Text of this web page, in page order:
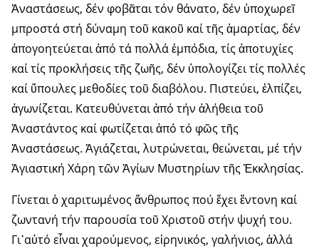
Ἀναστάσεως, δέν φοβᾶται τόν θάνατο, δέν ὑποχωρεῖ
μπροστά στή δύναμη τοῦ κακοῦ καί τῆς ἁμαρτίας, δέν
ἀπογοητεύεται ἀπό τά πολλά ἐμπόδια, τίς ἀποτυχίες
καί τίς προκλήσεις τῆς ζωῆς, δέν ὑπολογίζει τίς πολλές
καί ὕπουλες μεθοδίες τοῦ διαβόλου. Πιστεύει, ἐλπίζει,
ἀγωνίζεται. Κατευθύνεται ἀπό τήν ἀλήθεια τοῦ
Ἀναστάντος καί φωτίζεται ἀπό τό φῶς τῆς
Ἀναστάσεως. Ἁγιάζεται, λυτρώνεται, θεώνεται, μέ τήν
Ἁγιαστική Χάρη τῶν Ἁγίων Μυστηρίων τῆς Ἐκκλησίας.
Γίνεται ὁ χαριτωμένος ἄνθρωπος πού ἔχει ἔντονη καί
ζωντανή τήν παρουσία τοῦ Χριστοῦ στήν ψυχή του.
Γι᾽αὐτό εἶναι χαρούμενος, εἰρηνικός, γαλήνιος, ἀλλά